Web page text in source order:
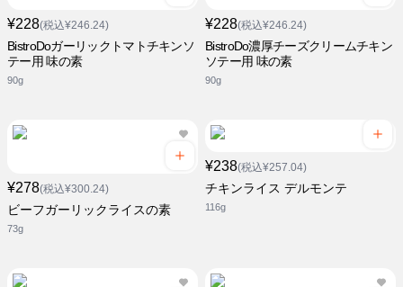
¥228(税込¥246.24)
BistroDoガーリックトマトチキンソ
テー用 味の素
90g
¥228(税込¥246.24)
BistroDo濃厚チーズクリームチキン
ソテー用 味の素
90g
¥278(税込¥300.24)
ビーフガーリックライスの素
73g
¥238(税込¥257.04)
チキンライス デルモンテ
116g